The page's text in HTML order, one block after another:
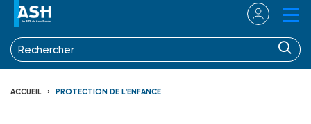
ACCUEIL PROTECTION DE L'ENFANCE